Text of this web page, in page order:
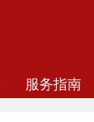
服务指南